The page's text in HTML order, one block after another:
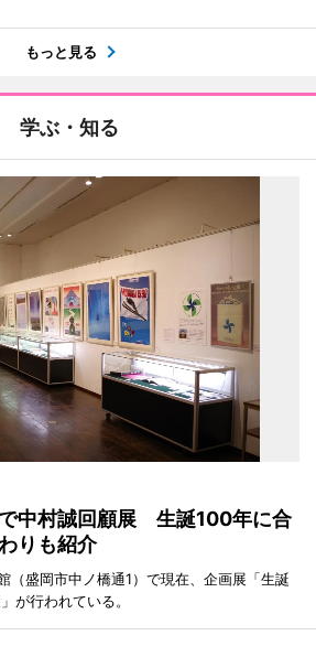
もっと見る
学ぶ・知る
中村誠回顧展 生誕100年に合
りも紹介
（盛岡市中ノ橋通1）で現在、企画展「生誕
が行われている。